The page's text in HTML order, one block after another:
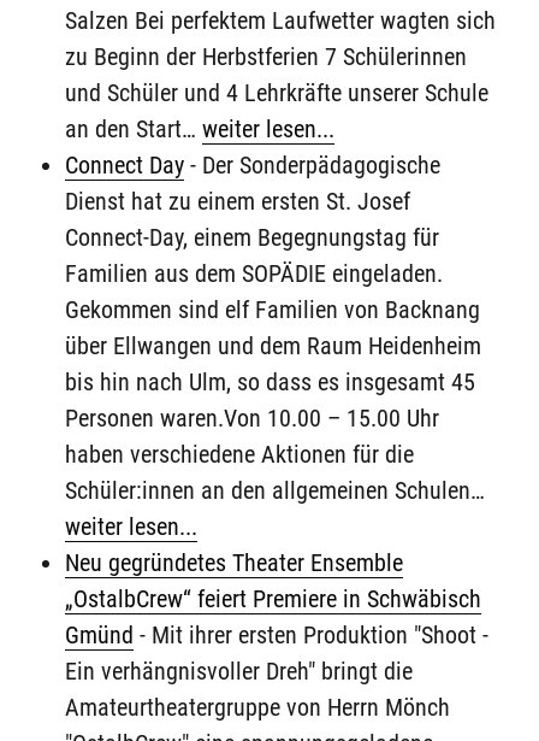
Salzen Bei perfektem Laufwetter wagten sich
zu Beginn der Herbstferien 7 Schülerinnen
und Schüler und 4 Lehrkräfte unserer Schule
an den Start…weiter lesen...
Connect Day - Der Sonderpädagogische
Dienst hat zu einem ersten St. Josef
Connect-Day, einem Begegnungstag für
Familien aus dem SOPÄDIE eingeladen.
Gekommen sind elf Familien von Backnang
über Ellwangen und dem Raum Heidenheim
bis hin nach Ulm, so dass es insgesamt 45
Personen waren.Von 10.00 – 15.00 Uhr
haben verschiedene Aktionen für die
Schüler:innen an den allgemeinen Schulen…
weiter lesen...
Neu gegründetes Theater Ensemble
„OstalbCrew“ feiert Premiere in Schwäbisch
Gmünd - Mit ihrer ersten Produktion "Shoot -
Ein verhängnisvoller Dreh" bringt die
Amateurtheatergruppe von Herrn Mönch